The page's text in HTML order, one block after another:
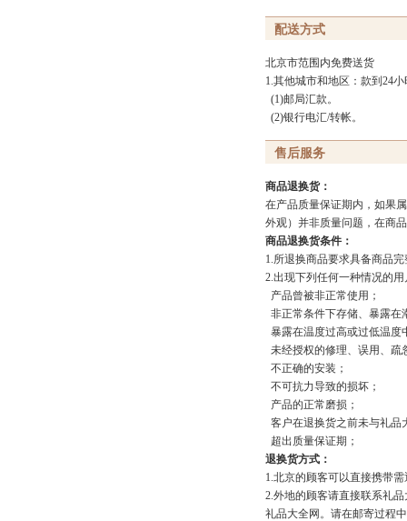
配送方式
北京市范围内免费送货
1.其他城市和地区：款到24
(1)邮局汇款。
(2)银行电汇/转帐。
售后服务
商品退换货：
在产品质量保证期内，如果
外观）并非质量问题，在商
商品退换货条件：
1.所退换商品要求具备商品
2.出现下列任何一种情况的
产品曾被非正常使用；
非正常条件下存储、暴露在
暴露在温度过高或过低温度
未经授权的修理、误用、疏
不正确的安装；
不可抗力导致的损坏；
产品的正常磨损；
客户在退换货之前未与礼品
超出质量保证期；
退换货方式：
1.北京的顾客可以直接携带
2.外地的顾客请直接联系礼
礼品大全网。请在邮寄过程